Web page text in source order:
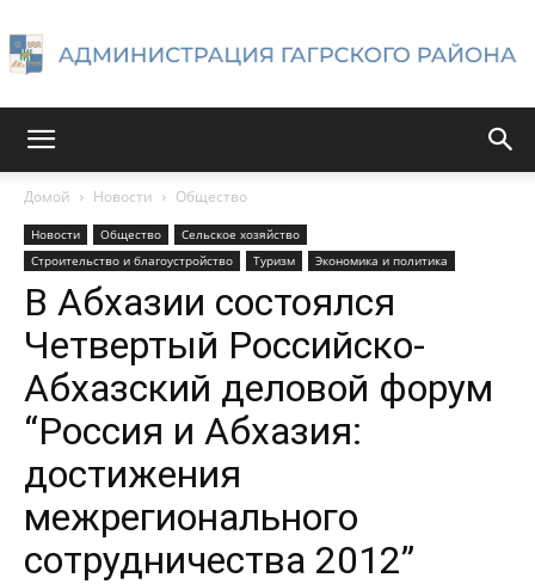
Гагрского
района
Домой Новости Общество
Новости Общество
Сельское хозяйство
Строительство и благоустройство
Туризм Экономика и политика
В Абхазии состоялся
Четвертый Российско-
Абхазский деловой форум
“Россия и Абхазия:
достижения
межрегионального
сотрудничества 2012”